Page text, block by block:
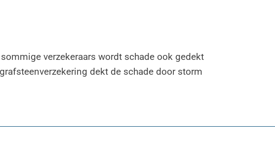
verzekeraars wordt schade ook gedekt
dekt de schade door storm